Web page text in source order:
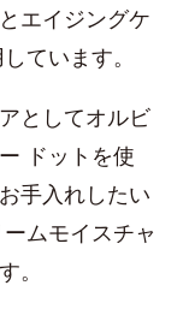
エイジングケ
ています。
としてオルビ
ドットを使
手入れしたい
ムモイスチャ
。